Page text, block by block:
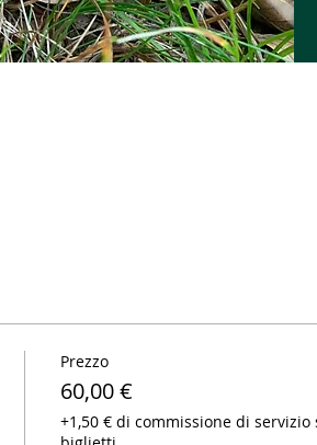
Prezzo
60,00 €
+1,50 € di commissione di servizio